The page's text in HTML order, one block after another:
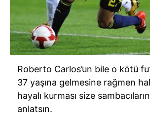
Roberto Carlos’un bile o kötü
37 yaşına gelmesine rağmen
hayalı kurması size
anlatsın.